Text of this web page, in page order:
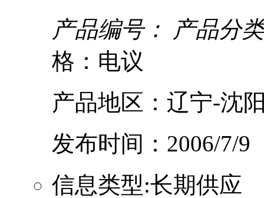
产品编号：
产品分
格：电议
产品地区：辽宁-沈
发布时间：2006/7/9
信息类型:长期供应